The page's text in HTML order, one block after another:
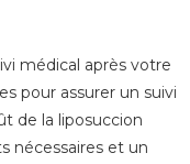
médical après votre
pour assurer un suivi
de la liposuccion
nécessaires et un